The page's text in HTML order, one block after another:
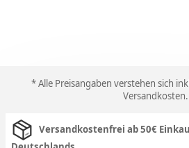
* Alle Preisangaben verstehen sich
Versandkosten.
Versandkostenfrei ab 50€